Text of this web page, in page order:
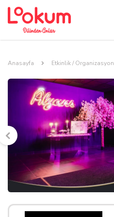
Anasayfa Etkinlik / Organizasyon